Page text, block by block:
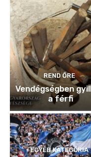
REND ŐRE
Vendégségben
a férfi
EGYÉB KATEGÓRIA